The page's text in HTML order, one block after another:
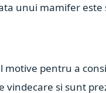
unui mamifer
motive pentru a
vindecare si sunt